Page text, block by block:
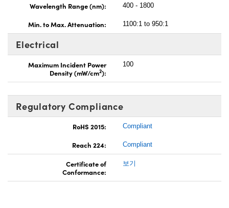
Wavelength Range (nm): 400 - 1800
Min. to Max. Attenuation: 1100:1 to 950:1
Electrical
Maximum Incident Power
Density (mW/cm2):
100
Regulatory Compliance
RoHS 2015: Compliant
Reach 224: Compliant
Certificate of
Conformance:
보기